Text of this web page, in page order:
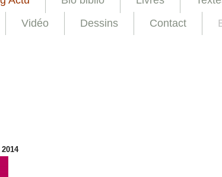
Vidéo Dessins Contact